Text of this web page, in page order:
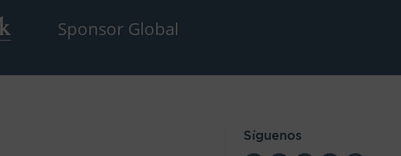
Sponsor Global
Síguenos